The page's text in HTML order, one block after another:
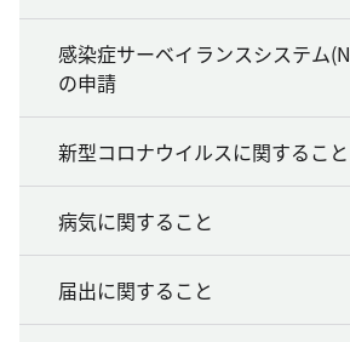
感染症サーベイランスシステム
の申請
新型コロナウイルスに関すること
病気に関すること
届出に関すること